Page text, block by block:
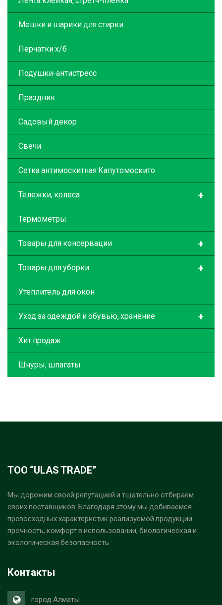
Мешки и шарики для стирки
Перчатки х/б
Подушки-антистресс
Праздник
Садовый декор
Свечи
Сетка антимоскитная Капутомоскито
+
Тележки, колеса
Термометры
+
Товары для консервации
+
Товары для уборки
Утеплитель для окон
+
Уход за одеждой и обувью, хранение
Хит продаж
Шнуры, шпагаты
ТОО “ULAS TRADE”
Мы дорожим своей репутацией и тщательно отбираем
своих поставщиков. Благодаря этому мы добиваемся
превосходных характеристик реализуемой продукции:
прочность, комфорт в использовании, биологическая и
экологическая безопасность.
Контакты
город Алматы